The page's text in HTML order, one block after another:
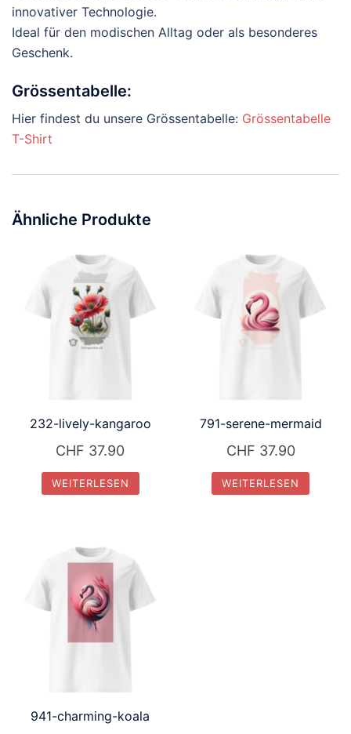
innovativer Technologie.
Ideal für den modischen Alltag oder als besonderes
Geschenk.
Grössentabelle:
Hier findest du unsere Grössentabelle: Grössentabelle
T-Shirt
Ähnliche Produkte
232-lively-kangaroo
CHF 37.90
WEITERLESEN
791-serene-mermaid
CHF 37.90
WEITERLESEN
941-charming-koala